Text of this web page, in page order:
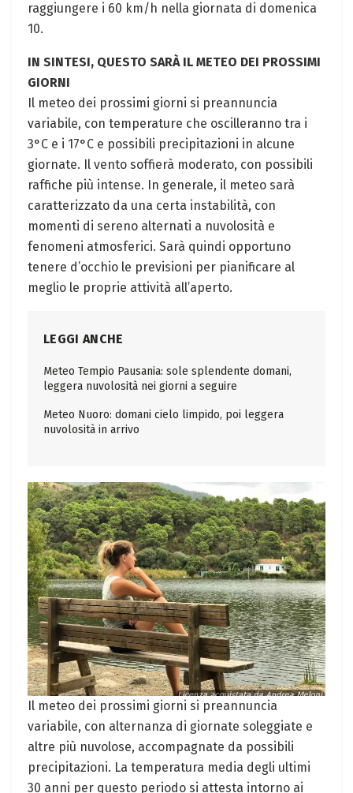
raggiungere i 60 km/h nella giornata di domenica
10.
IN SINTESI, QUESTO SARÀ IL METEO DEI PROSSIMI
GIORNI
Il meteo dei prossimi giorni si preannuncia
variabile, con temperature che oscilleranno tra i
3°C e i 17°C e possibili precipitazioni in alcune
giornate. Il vento soffierà moderato, con possibili
raffiche più intense. In generale, il meteo sarà
caratterizzato da una certa instabilità, con
momenti di sereno alternati a nuvolosità e
fenomeni atmosferici. Sarà quindi opportuno
tenere d’occhio le previsioni per pianificare al
meglio le proprie attività all’aperto.
LEGGI ANCHE
Meteo Tempio Pausania: sole splendente domani,
leggera nuvolosità nei giorni a seguire
Meteo Nuoro: domani cielo limpido, poi leggera
nuvolosità in arrivo
Il meteo dei prossimi giorni si preannuncia
variabile, con alternanza di giornate soleggiate e
altre più nuvolose, accompagnate da possibili
precipitazioni. La temperatura media degli ultimi
30 anni per questo periodo si attesta intorno ai